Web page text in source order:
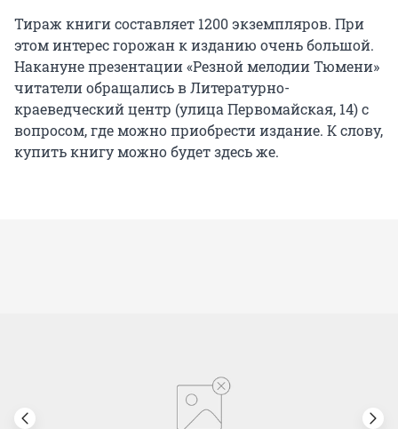
Тираж книги составляет 1200 экземпляров. При
этом интерес горожан к изданию очень большой.
Накануне презентации «Резной мелодии Тюмени»
читатели обращались в Литературно-
краеведческий центр (улица Первомайская, 14) с
вопросом, где можно приобрести издание. К слову,
купить книгу можно будет здесь же.